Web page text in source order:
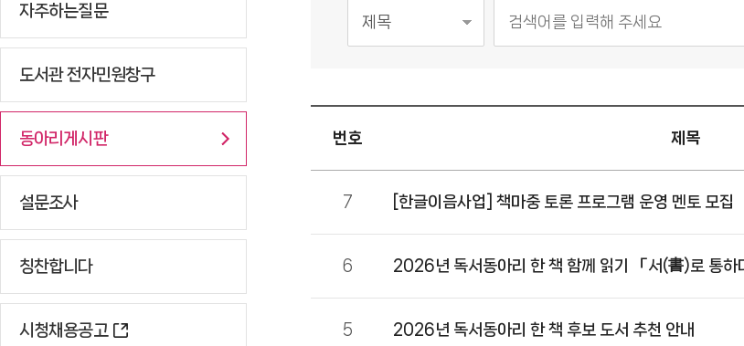
자주하는질문
도서관 전자민원창구
동아리게시판
설문조사
칭찬합니다
시청채용공고
번호 제목
7 [한글이음사업] 책마중 토론 프로그램 운영 멘토 모집
6 2026년 독서동아리 한 책 함께 읽기 「서(書)로 통하
5 2026년 독서동아리 한 책 후보 도서 추천 안내